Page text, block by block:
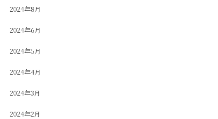
2024年8月
2024年6月
2024年5月
2024年4月
2024年3月
2024年2月